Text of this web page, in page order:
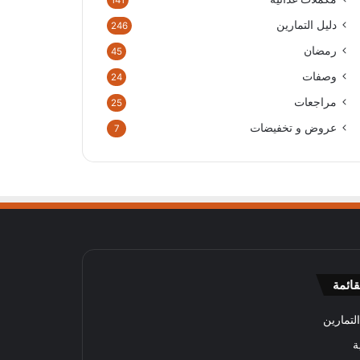
دليل التمارين 246
رمضان 45
وصفات 24
مراجعات 25
عروض و تخفيضات 7